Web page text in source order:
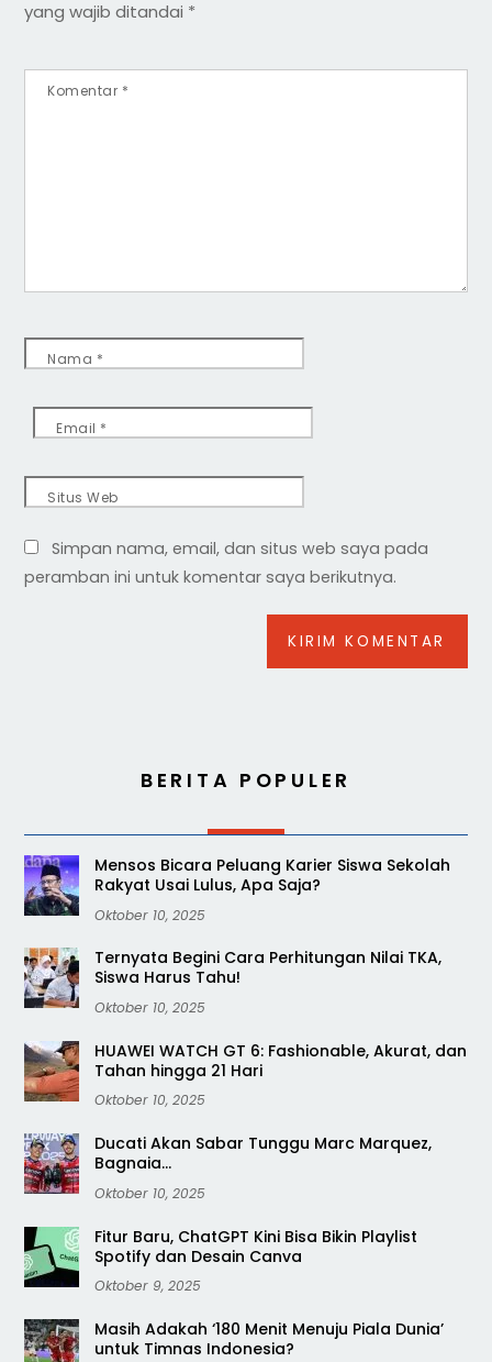
yang wajib ditandai *
Komentar *
Nama *
Email *
Situs Web
Simpan nama, email, dan situs web saya pada
peramban ini untuk komentar saya berikutnya.
BERITA POPULER
Mensos Bicara Peluang Karier Siswa Sekolah
Rakyat Usai Lulus, Apa Saja?
Oktober 10, 2025
Ternyata Begini Cara Perhitungan Nilai TKA,
Siswa Harus Tahu!
Oktober 10, 2025
HUAWEI WATCH GT 6: Fashionable, Akurat, dan
Tahan hingga 21 Hari
Oktober 10, 2025
Ducati Akan Sabar Tunggu Marc Marquez,
Bagnaia…
Oktober 10, 2025
Fitur Baru, ChatGPT Kini Bisa Bikin Playlist
Spotify dan Desain Canva
Oktober 9, 2025
Masih Adakah ‘180 Menit Menuju Piala Dunia’
untuk Timnas Indonesia?